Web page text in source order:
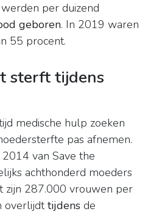
per duizend
geboren. In 2019 waren
55 procent.
sterft tijdens
medische hulp zoeken
pas afnemen.
van Save the
achthonderd moeders
zijn 287.000 vrouwen per
overlijdttijdens de